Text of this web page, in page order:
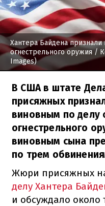
Хантера Байдена
огнестрельного оружия /
Images)
В США в штате
присяжных
виновным по делу
огнестрельного
виновным сына
по трем
Жюри присяжных
делу Хантера
и обсуждало около